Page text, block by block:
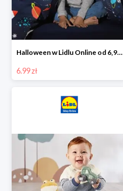
Halloween w Lidlu Online od 6,99 zł
6.99 zł